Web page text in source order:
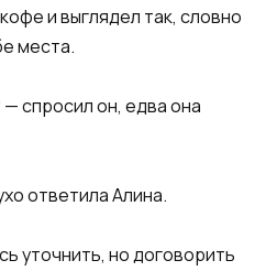
и выглядел так, словно
места.
спросил он, едва она
ответила Алина.
уточнить, но договорить